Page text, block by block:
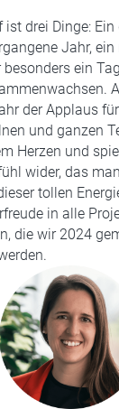
ist drei Dinge:
Jahr, ein
ein
der Applaus
und ganzen
Herzen und
wider, das
tollen
in alle
die wir 2024